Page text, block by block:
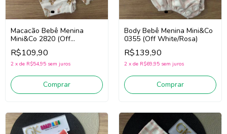
Macacão Bebê Menina
Mini&Co 2820 (Off
White/Marrom)
R$109,90
2 x de R$54,95 sem juros
Comprar
Body Bebê Menina Mini&Co
0355 (Off White/Rosa)
R$139,90
2 x de R$69,95 sem juros
Comprar